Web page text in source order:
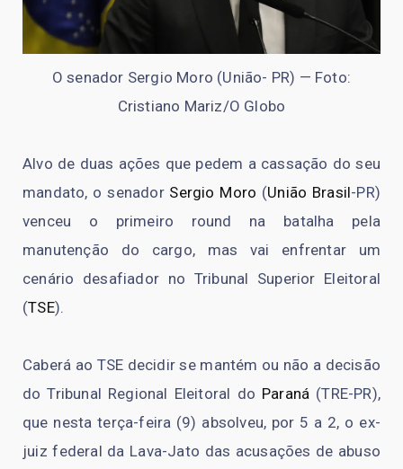
O senador Sergio Moro (União- PR) — Foto:
Cristiano Mariz/O Globo
Alvo de duas ações que pedem a cassação do seu
mandato, o senador Sergio Moro (União Brasil-PR)
venceu o primeiro round na batalha pela
manutenção do cargo, mas vai enfrentar um
cenário desafiador no Tribunal Superior Eleitoral
(TSE).
Caberá ao TSE decidir se mantém ou não a decisão
do Tribunal Regional Eleitoral do Paraná (TRE-PR),
que nesta terça-feira (9) absolveu, por 5 a 2, o ex-
juiz federal da Lava-Jato das acusações de abuso